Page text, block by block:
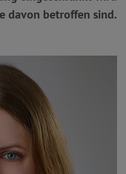
davon betroffen sind.